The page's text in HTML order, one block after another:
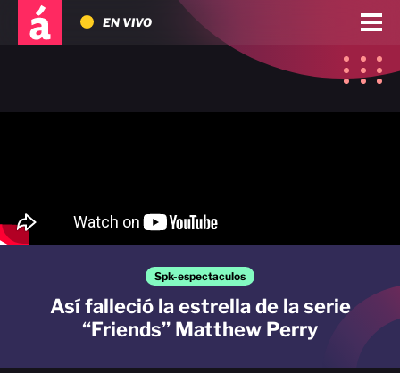
EN VIVO
Spk-espectaculos
Así falleció la estrella de la serie
“Friends” Matthew Perry